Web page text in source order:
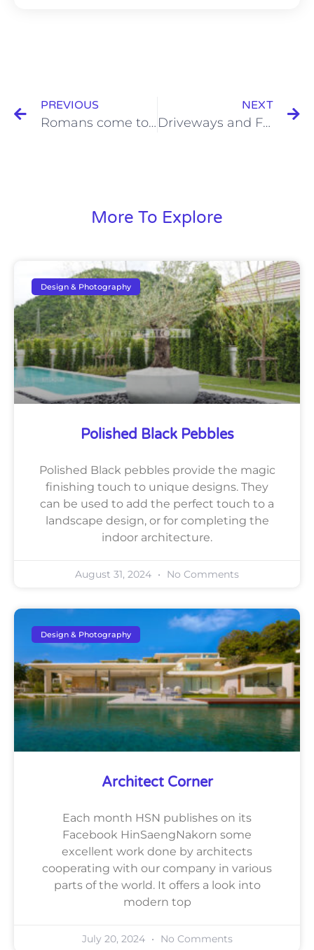
PREVIOUS
Romans come to Thailand
NEXT
Driveways and Footpaths
More To Explore
Design & Photography
Polished Black Pebbles
Polished Black pebbles provide the magic
finishing touch to unique designs. They
can be used to add the perfect touch to a
landscape design, or for completing the
indoor architecture.
August 31, 2024 No Comments
Design & Photography
Architect Corner
Each month HSN publishes on its
Facebook HinSaengNakorn some
excellent work done by architects
cooperating with our company in various
parts of the world. It offers a look into
modern top
July 20, 2024 No Comments